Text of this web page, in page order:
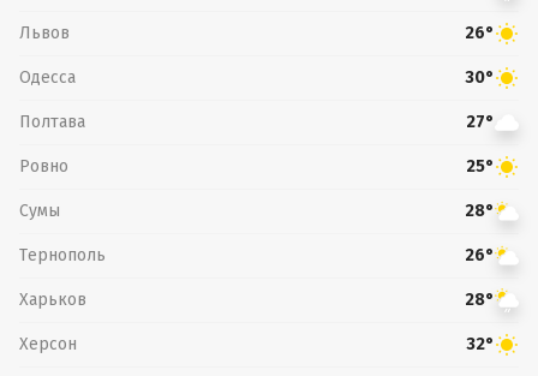
Львов 26°
Одесса 30°
Полтава 27°
Ровно 25°
Сумы 28°
Тернополь 26°
Харьков 28°
Херсон 32°